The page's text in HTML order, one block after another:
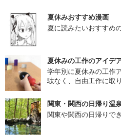
夏休みおすすめ漫画
夏に読みたいおすすめ
夏休みの工作のアイデ
学年別に夏休みの工作
駄なく、自由工作に取
関東・関西の日帰り温
関東や関西の日帰りで